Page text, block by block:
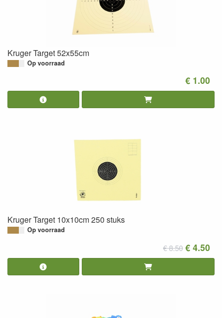
Kruger Target 52x55cm
Op voorraad
€ 1.00
Kruger Target 10x10cm 250 stuks
Op voorraad
€ 8.50 € 4.50